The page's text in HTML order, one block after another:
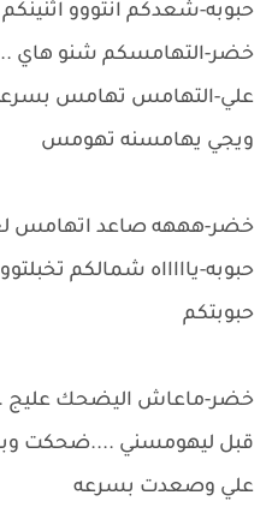
حبوبه-شعدكم انتووو
خضر-التهامسكم شنو هاي
علي-التهامس تهامس
ويجي يهامسنه تهومس
خضر-هههه صاعد اتهامس
حبوبه-ياااااه شمالكم
حبوبتكم
خضر-ماعاش اليضحك
قبل ليهومسني ....ضحكت
علي وصعدت بسرعه